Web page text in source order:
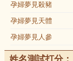
孕婦夢見殺豬
孕婦夢見天體
孕婦夢見人參
姓名測試打分：